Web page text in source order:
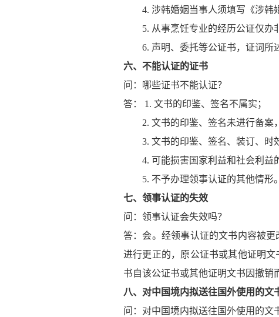
4. 涉韩婚姻当事人须填写《涉韩婚
5. 从事烹饪专业的经历公证仅办非
6. 声明、委托等公证书，证词所述
六、不能认证的证书
问：哪些证书不能认证？
答： 1. 文书的印鉴、签名不属实；
2. 文书的印鉴、签名未进行备案，
3. 文书的印鉴、签名、装订、时效
4. 可能损害国家利益和社会利益
5. 不予办理领事认证的其他情形。
七、领事认证的失效
问：领事认证会失效吗？
答：会。经领事认证的文书内容被
进行更正的，原公证书或其他证明
书自该公证书或其他证明文书因撤销
八、对中国境内拟送往国外使用的文
问：对中国境内拟送往国外使用的文